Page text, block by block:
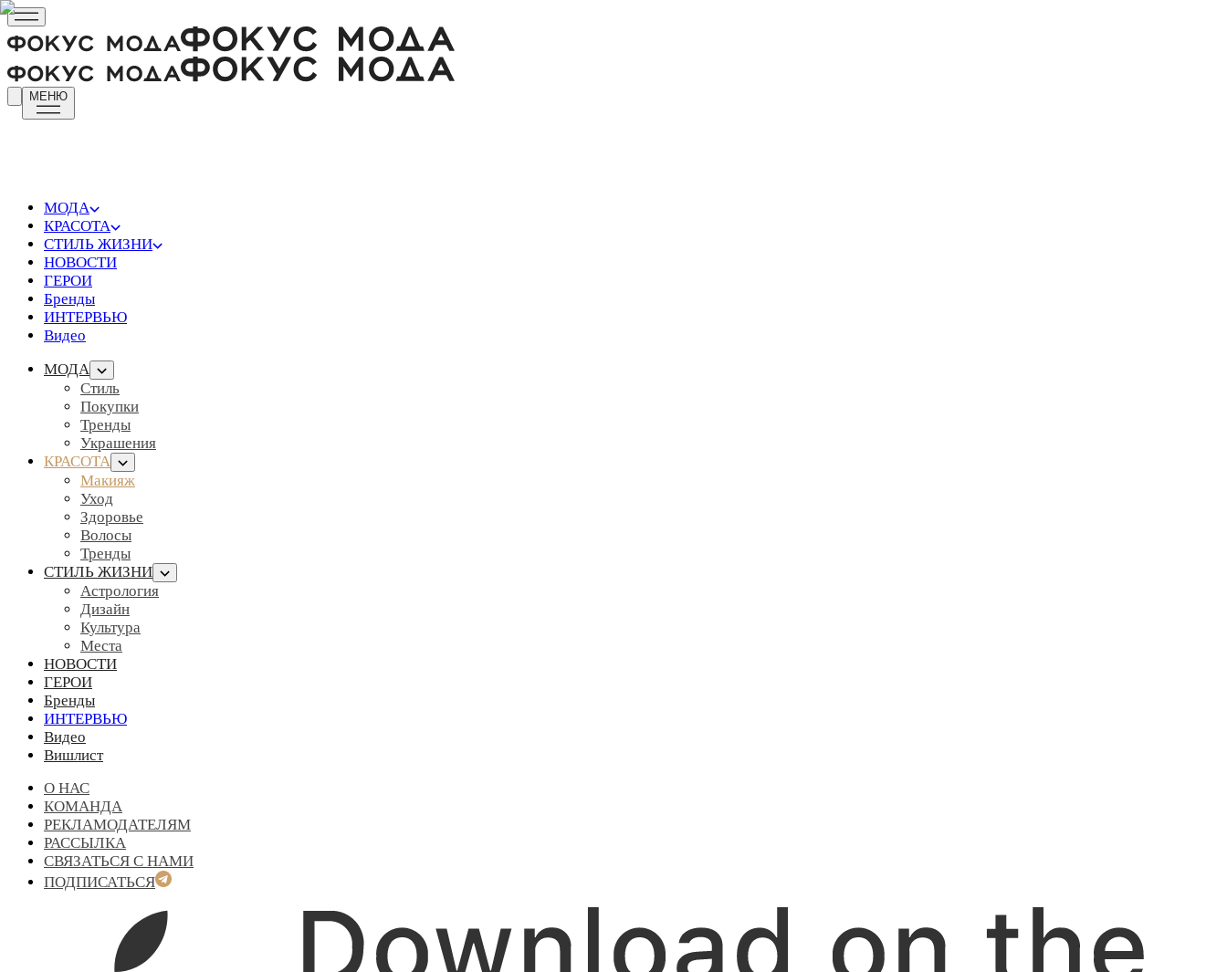
МЕНЮ
МОДА
КРАСОТА
СТИЛЬ ЖИЗНИ
НОВОСТИ
ГЕРОИ
Бренды
ИНТЕРВЬЮ
Видео
МОДА
Стиль
Покупки
Тренды
Украшения
КРАСОТА
Макияж
Уход
Здоровье
Волосы
Тренды
СТИЛЬ ЖИЗНИ
Астрология
Дизайн
Культура
Места
НОВОСТИ
ГЕРОИ
Бренды
ИНТЕРВЬЮ
Видео
Вишлист
О НАС
КОМАНДА
РЕКЛАМОДАТЕЛЯМ
РАССЫЛКА
СВЯЗАТЬСЯ С НАМИ
ПОДПИСАТЬСЯ